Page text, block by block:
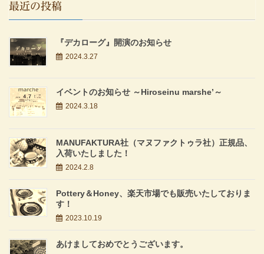
最近の投稿
『デカローグ』開演のお知らせ
2024.3.27
イベントのお知らせ ～Hiroseinu marshe’～
2024.3.18
MANUFAKTURA社（マヌファクトゥラ社）正規品、
入荷いたしました！
2024.2.8
Pottery＆Honey、楽天市場でも販売いたしておりま
す！
2023.10.19
あけましておめでとうございます。